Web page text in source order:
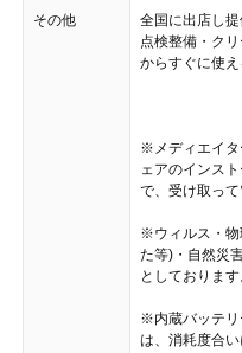
その他
全国に出店し
点検整備・ク
からすぐに使え
※メディエイタ
ェアのインス
で、受け取って
※ウィルス・物
た等)・自然災
としております
※内蔵バッテリ
は、消耗度合い